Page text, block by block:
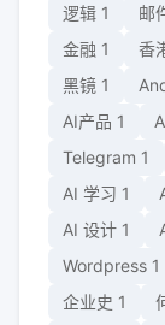
逻辑 1 邮
金融 1 香
黑镜 1
AI产品 1
Telegram 1
AI 学习 1
AI 设计 1
Wordpress 1
企业史 1